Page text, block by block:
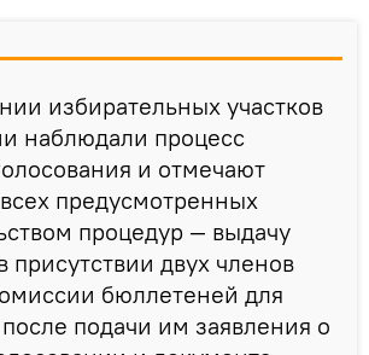
избирательных участков
наблюдали процесс
и отмечают
предусмотренных
процедур — выдачу
присутствии двух членов
бюллетеней для
подачи им заявления о